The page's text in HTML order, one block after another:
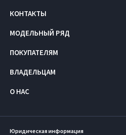
КОНТАКТЫ
МОДЕЛЬНЫЙ РЯД
ПОКУПАТЕЛЯМ
ВЛАДЕЛЬЦАМ
О НАС
Юридическая информация